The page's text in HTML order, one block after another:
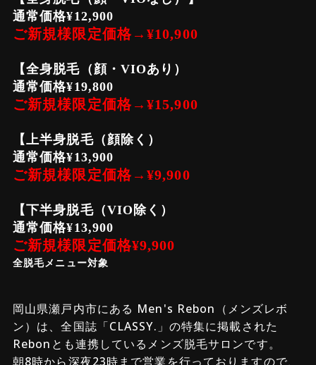
通常価格¥12,900
ご新規様限定価格→¥10,900
【全身脱毛（顔・VIOあり）
通常価格¥19,800
ご新規様限定価格→¥15,900
【上半身脱毛（顔除く）
通常価格¥13,900
ご新規様限定価格→¥9,900
【下半身脱毛（VIO除く）
通常価格¥13,900
ご新規様限定価格¥9,900
全脱毛メニュー対象
岡山県瀬戸内市にある Men's Rebon（メンズレボ
ン）は、全国誌「CLASSY.」の特集に掲載された
Rebonとも連携しているメンズ脱毛サロンです。
朝8時から深夜23時まで営業を行っておりますので、